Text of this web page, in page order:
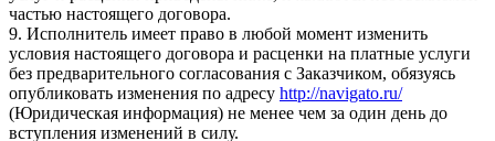
частью настоящего договора.
9. Исполнитель имеет право в любой момент изменить
условия настоящего договора и расценки на платные услуги
без предварительного согласования с Заказчиком, обязуясь
опубликовать изменения по адресу http://navigato.ru/
(Юридическая информация) не менее чем за один день до
вступления изменений в силу.